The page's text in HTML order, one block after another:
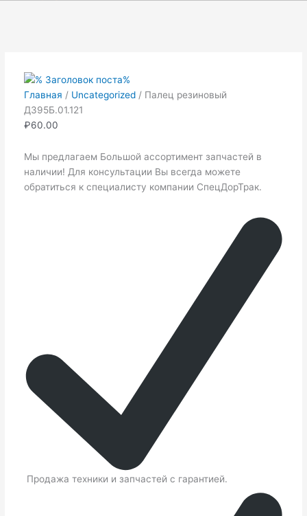
Главная / Uncategorized/ Палец резиновый
Д395Б.01.121
₽60.00
Мы предлагаем Большой ассортимент запчастей в
наличии! Для консультации Вы всегда можете
обратиться к специалисту компании СпецДорТрак.
Продажа техники и запчастей с гарантией.
Д395Б.01.121